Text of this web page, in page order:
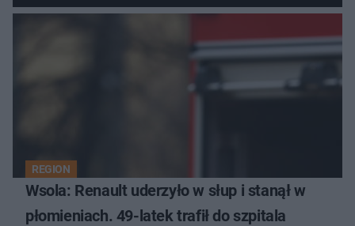
REGION
Wsola: Renault uderzyło w słup i stanął w
płomieniach. 49-latek trafił do szpitala